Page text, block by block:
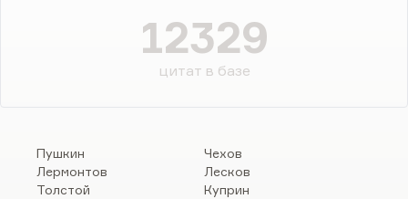
12329
цитат в базе
Пушкин
Лермонтов
Толстой
Чехов
Лесков
Куприн